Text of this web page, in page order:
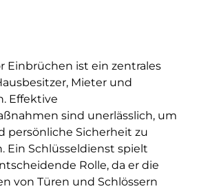
Einbrüchen ist ein zentrales
Mieter und
Effektive
sind unerlässlich, um
persönliche Sicherheit zu
Ein Schlüsseldienst spielt
Rolle, da er die
von Türen und Schlössern